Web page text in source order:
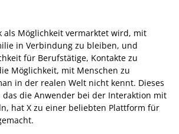
als Möglichkeit vermarktet wird, mit
in Verbindung zu bleiben, und
für Berufstätige, Kontakte zu
Möglichkeit, mit Menschen zu
in der realen Welt nicht kennt. Dieses
das die Anwender bei der Interaktion mit
hat X zu einer beliebten Plattform für